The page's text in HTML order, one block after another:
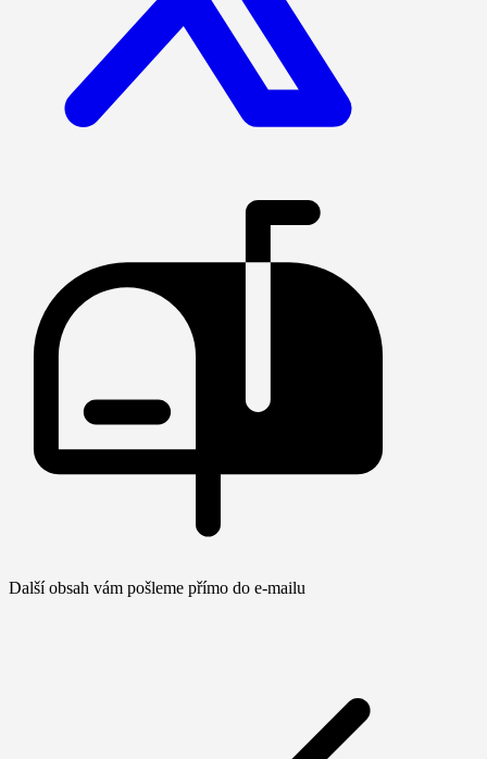
Další obsah vám pošleme přímo do e-mailu